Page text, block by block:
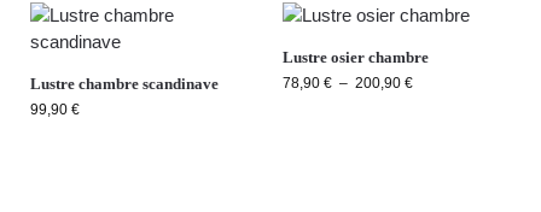
Lustre chambre scandinave
99,90 €
Lustre osier chambre
78,90 € – 200,90 €